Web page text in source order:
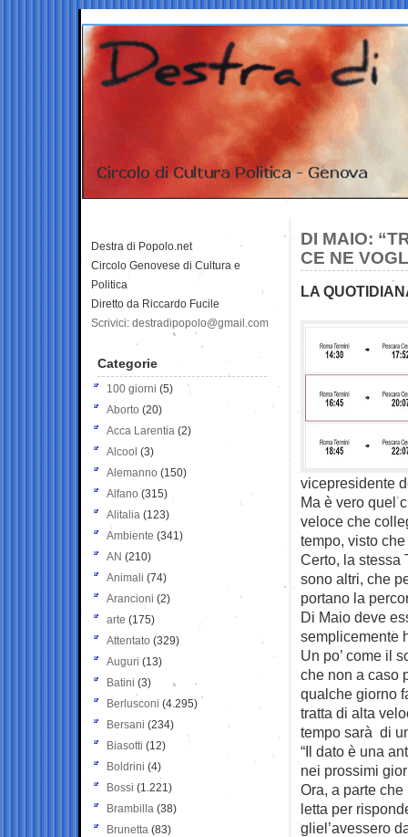
DI MAIO:
CE NE
LA
vicepresidente
Ma è vero quel
veloce che
tempo, visto
Certo, la stessa
sono altri, che
portano la
Di Maio deve
semplicemente
Un po’ come il
che non a caso
qualche giorno
tratta di alta
tempo sarà di
“Il dato è una
nei prossimi
Ora, a parte
letta per
gliel’avessero
Destra di Popolo.net
Circolo Genovese di Cultura e
Politica
Diretto da Riccardo Fucile
Scrivici: destradipopolo@gmail.com
Categorie
100 giorni (5)
Aborto (20)
Acca Larentia (2)
Alcool (3)
Alemanno (150)
Alfano (315)
Alitalia (123)
Ambiente (341)
AN (210)
Animali (74)
Arancioni (2)
arte (175)
Attentato (329)
Auguri (13)
Batini (3)
Berlusconi (4.295)
Bersani (234)
Biasotti (12)
Boldrini (4)
Bossi (1.221)
Brambilla (38)
Brunetta (83)